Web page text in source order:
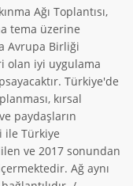
Ağı Toplantısı,
tema üzerine
Avrupa Birliği
olan iyi uygulama
Türkiye'de
kırsal
paydaşların
ile Türkiye
ve 2017 sonundan
Ağ aynı